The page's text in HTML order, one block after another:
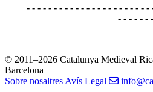
- - - - - - - - - - - - - - - - - - - - - -
- - - - - - -
© 2011–2026 Catalunya Medieval
Barcelona
Sobre nosaltres Avís Legal